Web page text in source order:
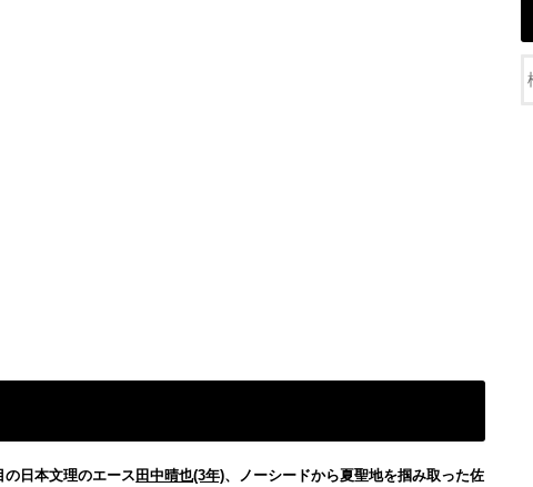
日本文理のエース 田中晴也(3年)、ノーシードから夏聖地を掴み取った佐